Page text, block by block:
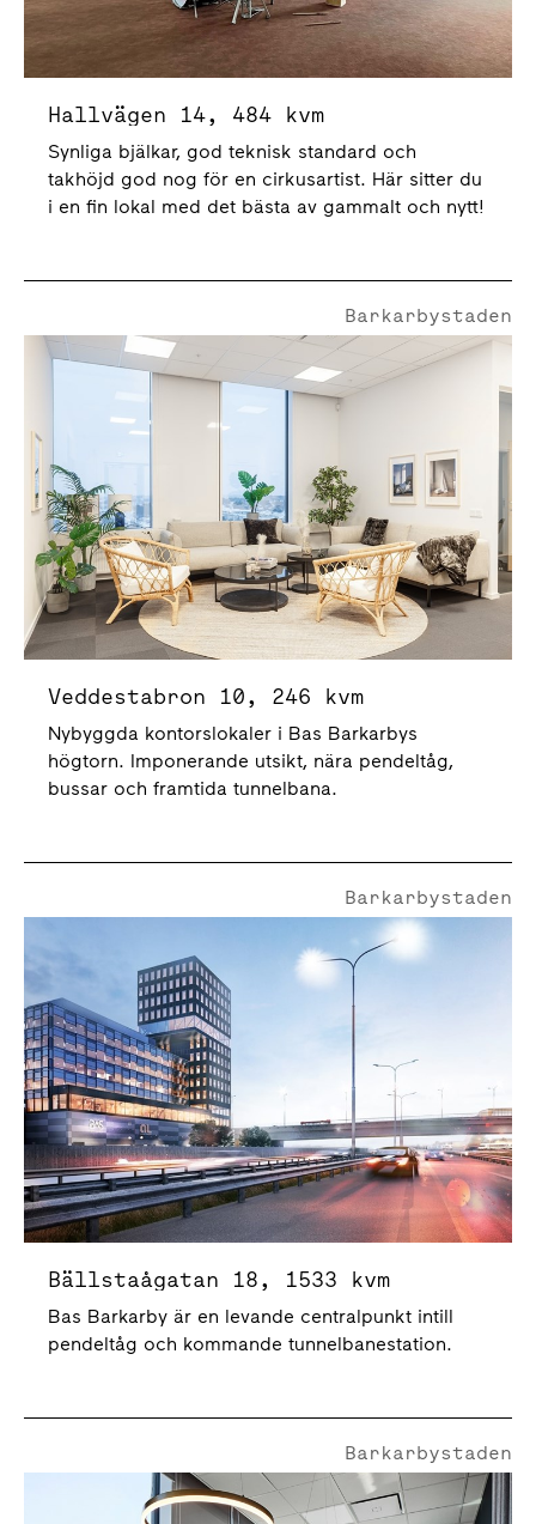
Hallvägen 14, 484 kvm
Synliga bjälkar, god teknisk standard och
takhöjd god nog för en cirkusartist. Här sitter du
i en fin lokal med det bästa av gammalt och nytt!
Veddestabron 10
Barkarbystaden
Veddestabron 10, 246 kvm
Nybyggda kontorslokaler i Bas Barkarbys
högtorn. Imponerande utsikt, nära pendeltåg,
bussar och framtida tunnelbana.
Barkarbystaden
Bällstaågatan 18, 1533 kvm
Bas Barkarby är en levande centralpunkt intill
pendeltåg och kommande tunnelbanestation.
Veddestabron 10
Barkarbystaden